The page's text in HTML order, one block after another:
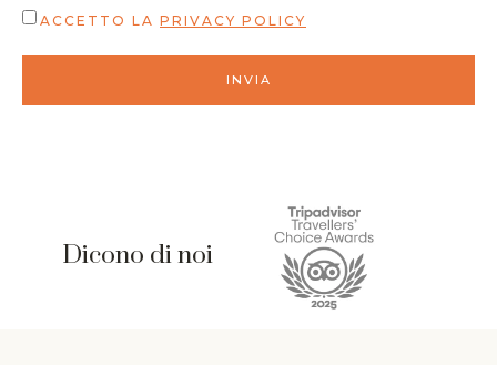
ACCETTO LA PRIVACY POLICY
INVIA
Dicono di noi